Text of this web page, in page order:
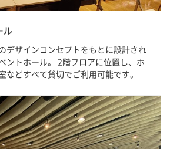
ル
デザインコンセプトをもとに設計され
ントホール。 2階フロアに位置し、ホ
などすべて貸切でご利用可能です。